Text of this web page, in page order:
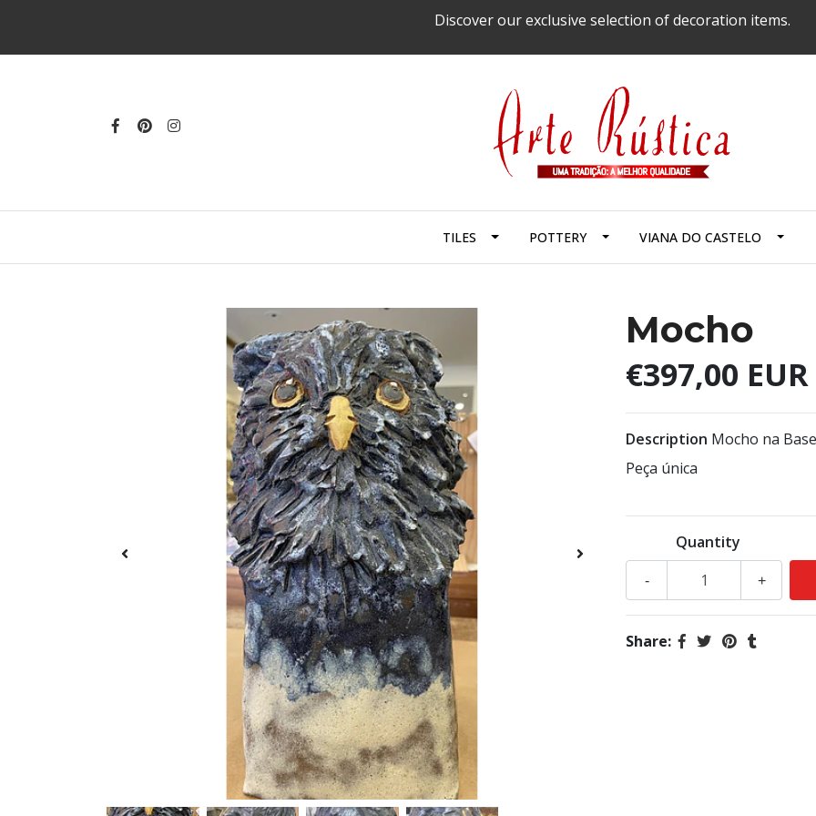
Discover our exclusive selection of decoration items.
TILES POTTERY VIANA DO CASTELO
Mocho
€397,00 EUR
Description Mocho na
Peça única
Quantity
+
-
Share: